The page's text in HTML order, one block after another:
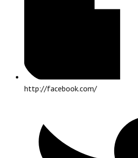
http://facebook.com/